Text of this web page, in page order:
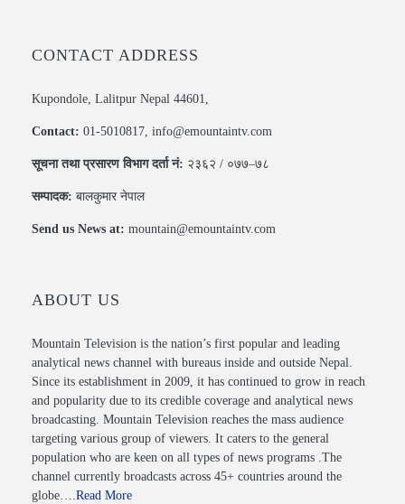
CONTACT ADDRESS
Kupondole, Lalitpur Nepal 44601,
Contact: 01-5010817, info@emountaintv.com
सूचना तथा प्रसारण विभाग दर्ता नं: २३६२ / ०७७–७८
सम्पादक: बालकुमार नेपाल
Send us News at: mountain@emountaintv.com
ABOUT US
Mountain Television is the nation’s first popular and leading
analytical news channel with bureaus inside and outside Nepal.
Since its establishment in 2009, it has continued to grow in reach
and popularity due to its credible coverage and analytical news
broadcasting. Mountain Television reaches the mass audience
targeting various group of viewers. It caters to the general
population who are keen on all types of news programs .The
channel currently broadcasts across 45+ countries around the
globe…. Read More